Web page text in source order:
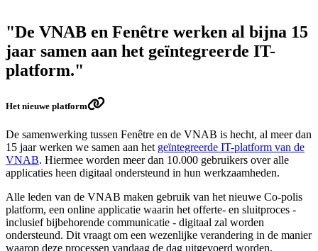
"De VNAB en Fenêtre werken al bijna 15
jaar samen aan het geïntegreerde IT-
platform."
Het nieuwe platform
De samenwerking tussen Fenêtre en de VNAB is hecht, al meer dan
15 jaar werken we samen aan het geïntegreerde IT-platform van de
VNAB. Hiermee worden meer dan 10.000 gebruikers over alle
applicaties heen digitaal ondersteund in hun werkzaamheden.
Alle leden van de VNAB maken gebruik van het nieuwe Co-polis
platform, een online applicatie waarin het offerte- en sluitproces -
inclusief bijbehorende communicatie - digitaal zal worden
ondersteund. Dit vraagt om een wezenlijke verandering in de manier
waarop deze processen vandaag de dag uitgevoerd worden.